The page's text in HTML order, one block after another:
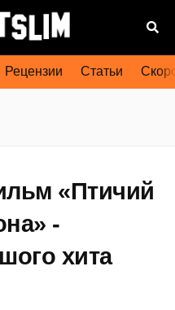
Рецензии Статьи
«Птичий
-
хита